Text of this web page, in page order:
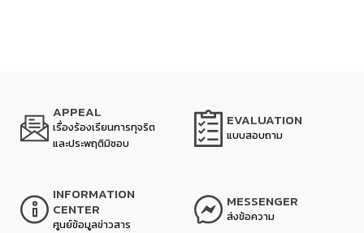
APPEAL
เรื่องร้องเรียนการทุจริต
และประพฤติมิชอบ
EVALUATION
แบบสอบถาม
INFORMATION
CENTER
ศูนย์ข้อมูลข่าวสาร
MESSENGER
ส่งข้อความ